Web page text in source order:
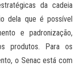
da cadeia
dela que é possível
e padronização,
produtos. Para os
o Senac está com